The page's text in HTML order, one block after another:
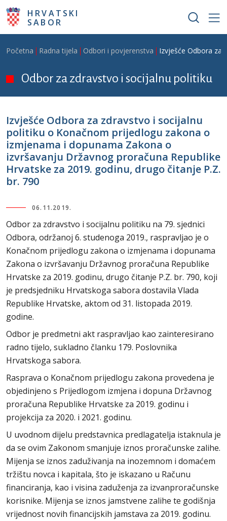
Skoči na glavni sadržaj
HRVATSKI
SABOR
Breadcrumb
Početna Radna tijela Odbori i povjerenstva Izvješće Odbora za
Odbor za zdravstvo i socijalnu politiku
Izvješće Odbora za zdravstvo i socijalnu
politiku o Konačnom prijedlogu zakona o
izmjenama i dopunama Zakona o
izvršavanju Državnog proračuna Republike
Hrvatske za 2019. godinu, drugo čitanje P.Z.
br. 790
06.11.2019.
Odbor za zdravstvo i socijalnu politiku na 79. sjednici
Odbora, održanoj 6. studenoga 2019., raspravljao je o
Konačnom prijedlogu zakona o izmjenama i dopunama
Zakona o izvršavanju Državnog proračuna Republike
Hrvatske za 2019. godinu, drugo čitanje P.Z. br. 790, koji
je predsjedniku Hrvatskoga sabora dostavila Vlada
Republike Hrvatske, aktom od 31. listopada 2019.
godine.
Odbor je predmetni akt raspravljao kao zainteresirano
radno tijelo, sukladno članku 179. Poslovnika
Hrvatskoga sabora.
Rasprava o Konačnom prijedlogu zakona provedena je
objedinjeno s Prijedlogom izmjena i dopuna Državnog
proračuna Republike Hrvatske za 2019. godinu i
projekcija za 2020. i 2021. godinu.
U uvodnom dijelu predstavnica predlagatelja istaknula je
da se ovim Zakonom smanjuje iznos proračunske zalihe.
Mijenja se iznos zaduživanja na inozemnom i domaćem
tržištu novca i kapitala, što je iskazano u Računu
financiranja, kao i visina zaduženja za izvanproračunske
korisnike. Mijenja se iznos jamstvene zalihe te godišnja
vrijednost novih financijskih jamstava za 2019. godinu.